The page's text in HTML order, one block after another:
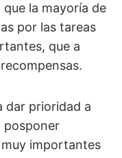
que la mayoría de
por las tareas
que a
dar prioridad a
posponer
importantes